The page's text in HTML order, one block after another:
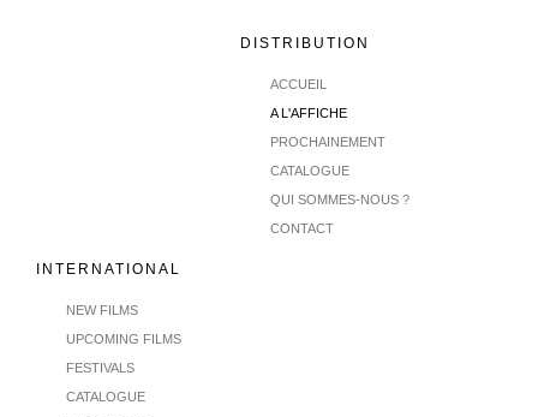
DISTRIBUTION
ACCUEIL
A L'AFFICHE
PROCHAINEMENT
CATALOGUE
QUI SOMMES-NOUS ?
CONTACT
INTERNATIONAL
NEW FILMS
UPCOMING FILMS
FESTIVALS
CATALOGUE